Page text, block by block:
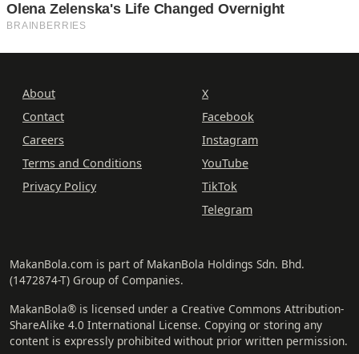
About
Contact
Careers
Terms and Conditions
Privacy Policy
X
Facebook
Instagram
YouTube
TikTok
Telegram
MakanBola.com is part of MakanBola Holdings Sdn. Bhd.
(1472874-T) Group of Companies.
MakanBola® is licensed under a Creative Commons Attribution-
ShareAlike 4.0 International License. Copying or storing any
content is expressly prohibited without prior written permission.